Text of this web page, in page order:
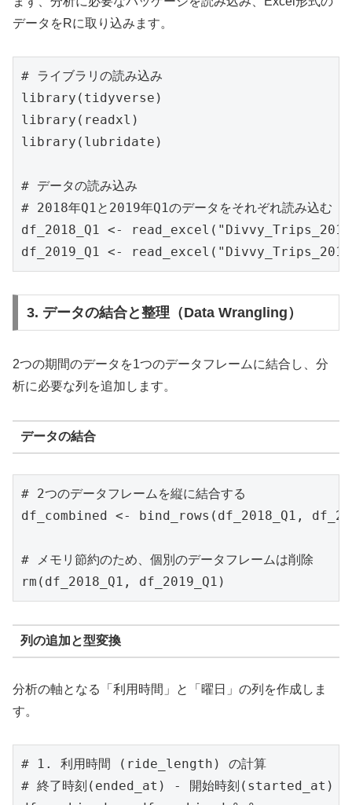
データをRに取り込みます。
# ライブラリの読み込み
library(tidyverse)
library(readxl)
library(lubridate)
# データの読み込み
# 2018年Q1と2019年Q1のデータをそれぞれ読み込む
df_2018_Q1 <-
df_2019_Q1 <-
3. データの結合と整理（Data Wrangling）
2つの期間のデータを1つのデータフレームに結合し、分
析に必要な列を追加します。
データの結合
# 2つのデータフレームを縦に結合する
df_combined <- bind_rows(df_2018_Q1,
# メモリ節約のため、個別のデータフレームは削除
rm(df_2018_Q1, df_2019_Q1)
列の追加と型変換
分析の軸となる「利用時間」と「曜日」の列を作成しま
す。
# 1. 利用時間 (ride_length) の計算
# 終了時刻(ended_at) - 開始時刻(started_at) で